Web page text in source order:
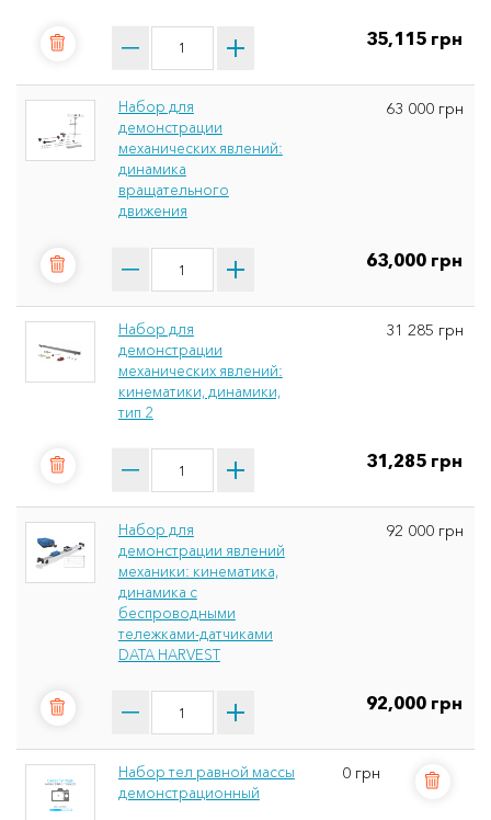
35,115 грн
Набор для
демонстрации
механических явлений:
динамика
вращательного
движения
63 000 грн
63,000 грн
Набор для
демонстрации
механических явлений:
кинематики, динамики,
тип 2
31 285 грн
31,285 грн
Набор для
демонстрации явлений
механики: кинематика,
динамика с
беспроводными
тележками-датчиками
DATA HARVEST
92 000 грн
92,000 грн
Набор тел равной массы
демонстрационный
0 грн